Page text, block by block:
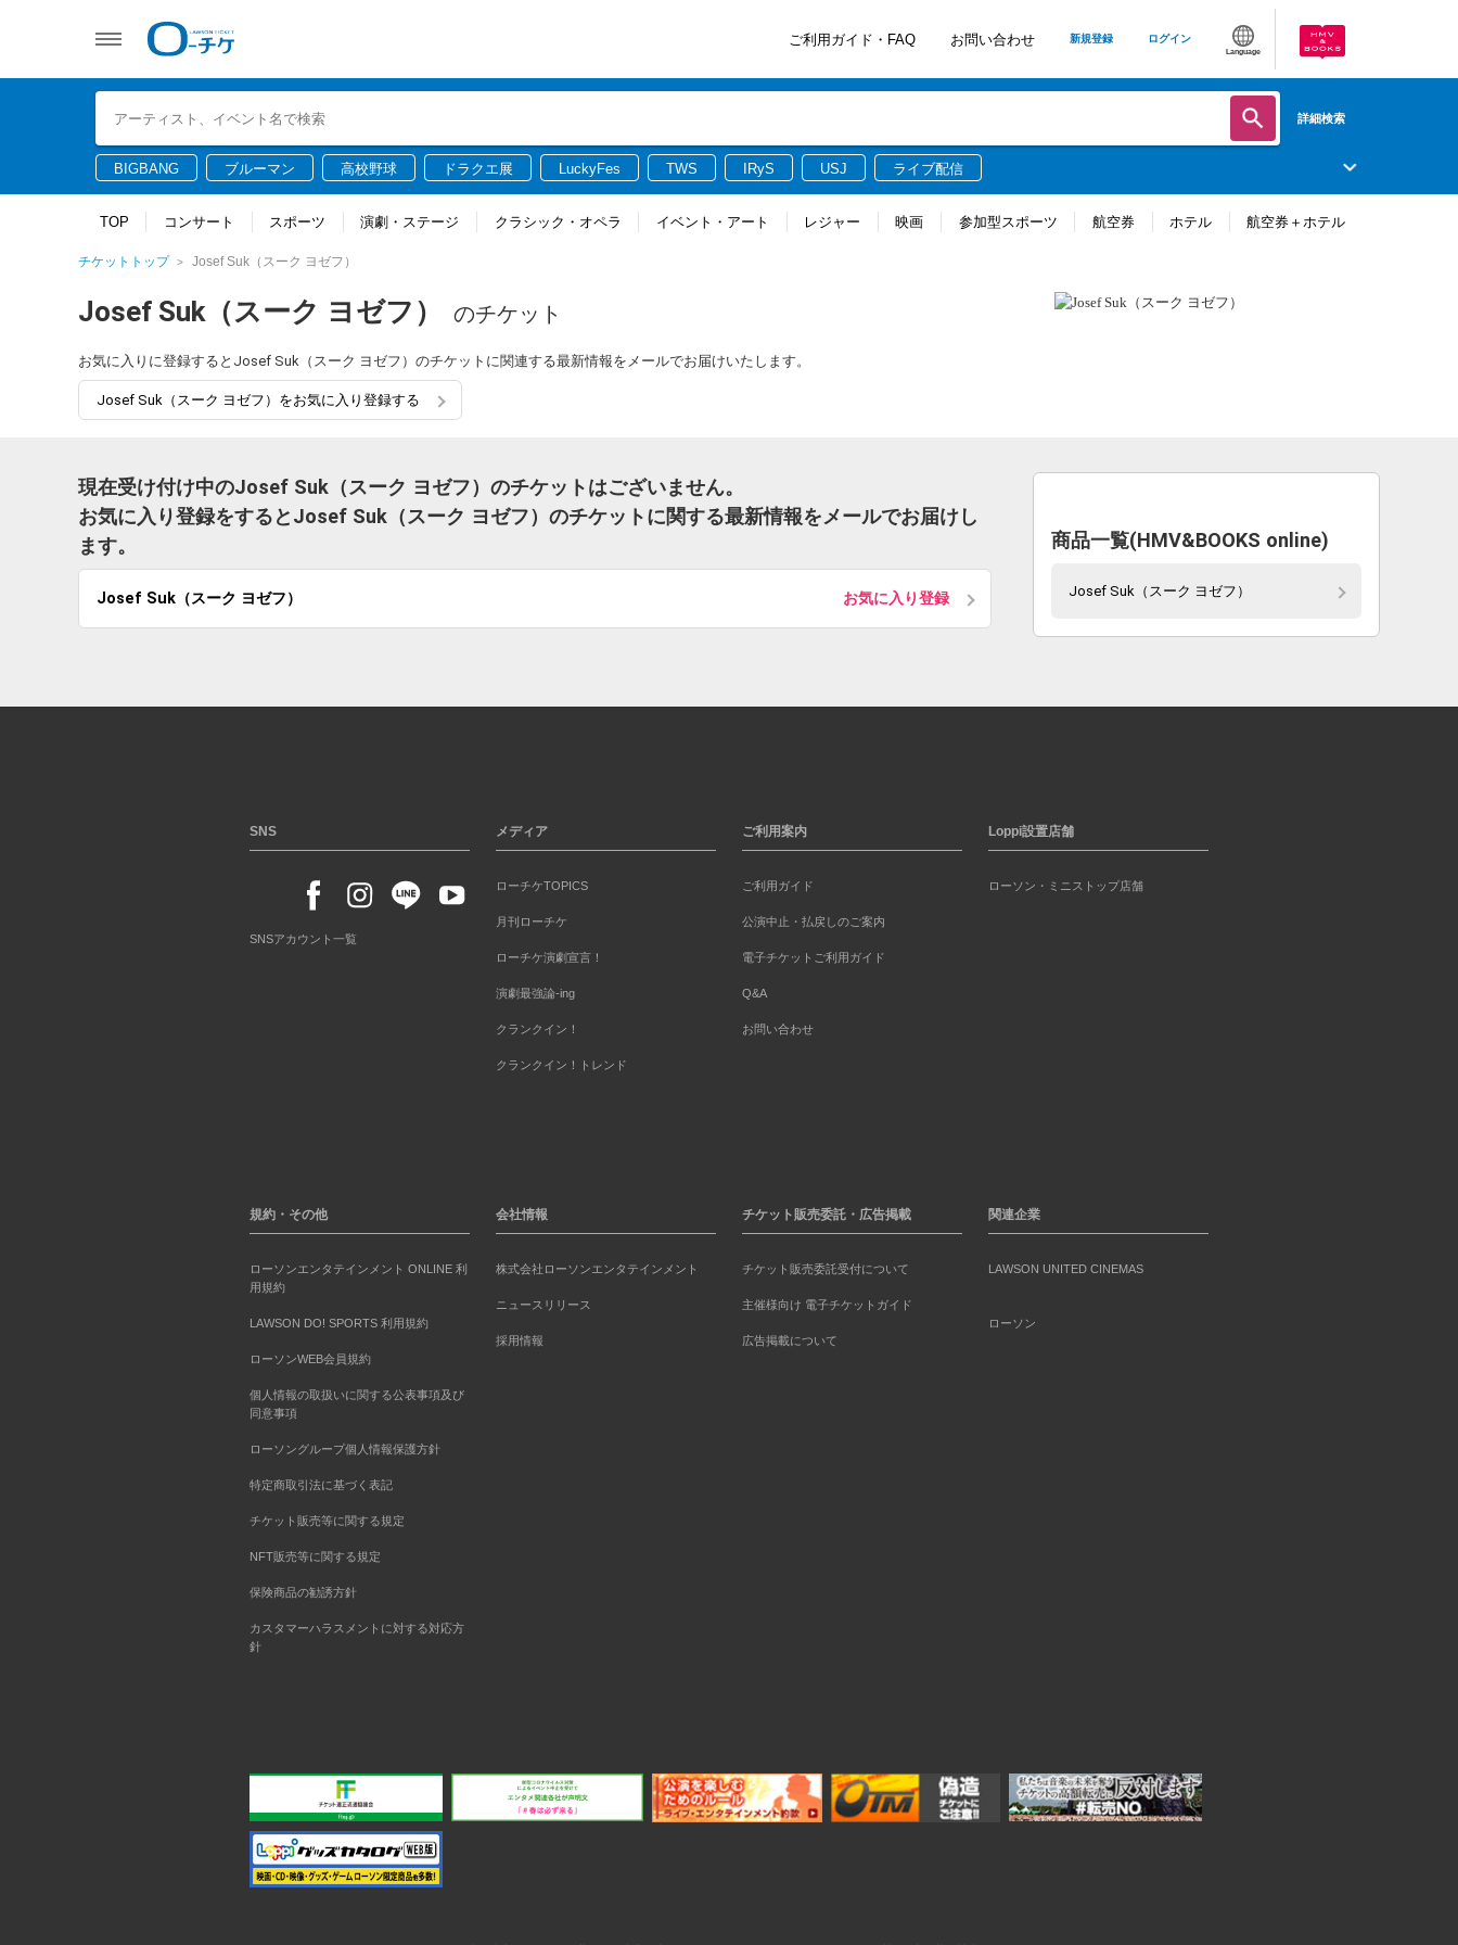
ご利用ガイド・FAQ お問い合わせ 新規登録 ログイン
Language
詳細検索
BIGBANG ブルーマン 高校野球 ドラクエ展 LuckyFes TWS IRyS USJ ライブ配信
TOP コンサート スポーツ 演劇・ステージ クラシック・オペラ イベント・アート レジャー 映画 参加型スポーツ 航空券 ホテル 航空券＋ホテル
チケットトップ Josef Suk（スーク ヨゼフ）
Josef Suk（スーク ヨゼフ） のチケット
お気に入りに登録するとJosef Suk（スーク ヨゼフ）のチケットに関連する最新情報をメールでお届けいたします。
Josef Suk（スーク ヨゼフ）をお気に入り登録する
現在受け付け中のJosef Suk（スーク ヨゼフ）のチケットはございません。
お気に入り登録をするとJosef Suk（スーク ヨゼフ）のチケットに関する最新情報をメールでお届けし
ます。
Josef Suk（スーク ヨゼフ） お気に入り登録
商品一覧(HMV&BOOKS online)
Josef Suk（スーク ヨゼフ）
SNS
SNSアカウント一覧
メディア
ローチケTOPICS
月刊ローチケ
ローチケ演劇宣言！
演劇最強論-ing
クランクイン！
クランクイン！トレンド
ご利用案内
ご利用ガイド
公演中止・払戻しのご案内
電子チケットご利用ガイド
Q&A
お問い合わせ
Loppi設置店舗
ローソン・ミニストップ店舗
規約・その他
ローソンエンタテインメント ONLINE 利
用規約
LAWSON DO! SPORTS 利用規約
ローソンWEB会員規約
個人情報の取扱いに関する公表事項及び
同意事項
ローソングループ個人情報保護方針
特定商取引法に基づく表記
チケット販売等に関する規定
NFT販売等に関する規定
保険商品の勧誘方針
カスタマーハラスメントに対する対応方
針
会社情報
株式会社ローソンエンタテインメント
ニュースリリース
採用情報
チケット販売委託・広告掲載
チケット販売委託受付について
主催様向け 電子チケットガイド
広告掲載について
関連企業
LAWSON UNITED CINEMAS
ローソン